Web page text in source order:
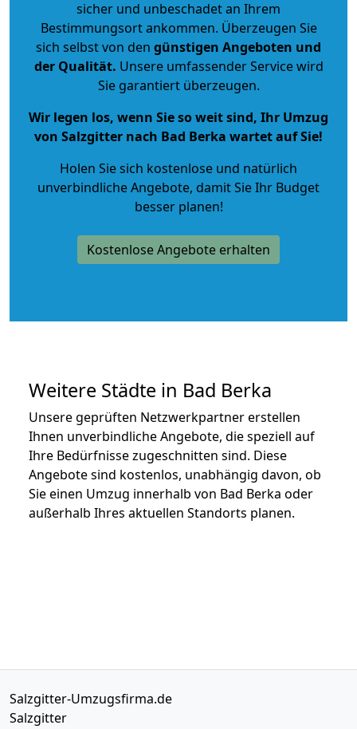
sicher und unbeschadet an Ihrem
Bestimmungsort ankommen. Überzeugen Sie
sich selbst von den günstigen Angeboten und
der Qualität. Unsere umfassender Service wird
Sie garantiert überzeugen.
Wir legen los, wenn Sie so weit sind, Ihr Umzug
von Salzgitter nach Bad Berka wartet auf Sie!
Holen Sie sich kostenlose und natürlich
unverbindliche Angebote, damit Sie Ihr Budget
besser planen!
Kostenlose Angebote erhalten
Weitere Städte in Bad Berka
Unsere geprüften Netzwerkpartner erstellen
Ihnen unverbindliche Angebote, die speziell auf
Ihre Bedürfnisse zugeschnitten sind. Diese
Angebote sind kostenlos, unabhängig davon, ob
Sie einen Umzug innerhalb von Bad Berka oder
außerhalb Ihres aktuellen Standorts planen.
Salzgitter-Umzugsfirma.de
Salzgitter